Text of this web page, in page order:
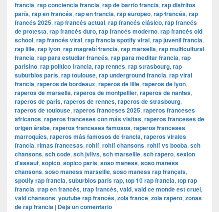
francia, rap conciencia francia, rap de barrio francia, rap distritos
parís, rap en francés, rap en francia, rap europeo, rap francés, rap
francés 2025, rap francés actual, rap francés clásico, rap francés
de protesta, rap francés duro, rap francés moderno, rap francés old
school, rap francés viral, rap francia spotify viral, rap juvenil francia,
rap lille, rap lyon, rap magrebí francia, rap marsella, rap multicultural
francia, rap para estudiar francés, rap para meditar francia, rap
parisino, rap político francia, rap rennes, rap strasbourg, rap
suburbios parís, rap toulouse, rap underground francia, rap viral
francia, raperos de bordeaux, raperos de lille, raperos de lyon,
raperos de marsella, raperos de montpellier, raperos de nantes,
raperos de parís, raperos de rennes, raperos de strasbourg,
raperos de toulouse, raperos franceses 2025, raperos franceses
africanos, raperos franceses con más visitas, raperos franceses de
origen árabe, raperos franceses famosos, raperos franceses
marroquíes, raperos más famosos de francia, raperos virales
francia, rimas francesas, rohff, rohff chansons, rohff vs booba, sch
chansons, sch code, sch jvlivs, sch marseille, sch rapero, sexion
d'assaut, sopico, sopico paris, soso maness, soso maness
chansons, soso maness marseille, soso maness rap français,
spotify rap francia, suburbios parís rap, top 10 rap francia, top rap
francia, trap en francés, trap francés, vald, vald ce monde est cruel,
vald chansons, youtube rap francés, zola france, zola rapero, zonas
de rap francia | Deja un comentario